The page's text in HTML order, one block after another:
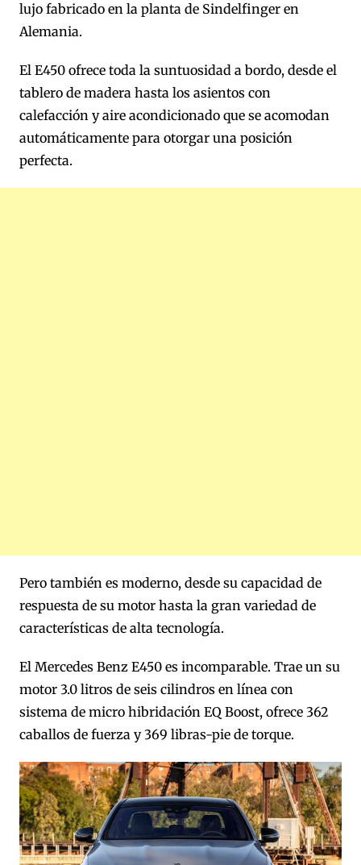
lujo fabricado en la planta de Sindelfinger en
Alemania.
El E450 ofrece toda la suntuosidad a bordo, desde el
tablero de madera hasta los asientos con
calefacción y aire acondicionado que se acomodan
automáticamente para otorgar una posición
perfecta.
Pero también es moderno, desde su capacidad de
respuesta de su motor hasta la gran variedad de
características de alta tecnología.
El Mercedes Benz E450 es incomparable. Trae un su
motor 3.0 litros de seis cilindros en línea con
sistema de micro hibridación EQ Boost, ofrece 362
caballos de fuerza y 369 libras-pie de torque.